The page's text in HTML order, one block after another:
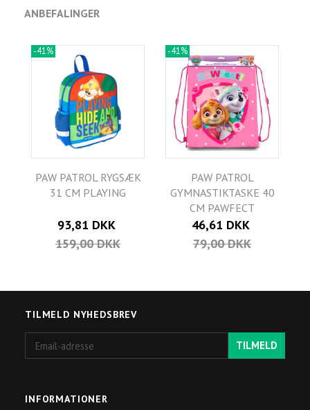
ANBEFALINGER
-41%
PAW PATROL RYGSÆK
31 CM PLAYING
93,81 DKK
159,00 DKK
-41%
PAW PATROL
GYMNASTIKTASKE 40
CM PAWFECT
46,61 DKK
79,00 DKK
TILMELD NYHEDSBREV
adresse
TILMELD
INFORMATIONER